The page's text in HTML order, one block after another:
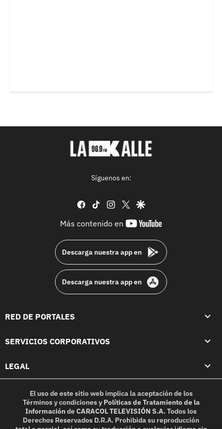
Síguenos en:
facebook
tiktok instagram
twittergoogle
Más contenido en
youtube-
Descarga nuestra app en
Descarga nuestra app en
RED DE PORTALES
SERVICIOS CORPORATIVOS
LEGAL
El uso de este sitio web implica la aceptación de los
Términos y condicionesy Políticas de Tratamiento de la
InformacióndeCARACOL TELEVISIÓN S.A.Todos los
Derechos Reservados D.R.A. Prohibida su reproducción